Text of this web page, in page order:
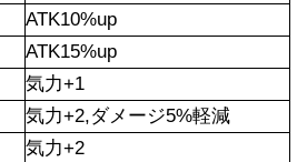
ATK10%up
ATK15%up
気力+1
気力+2,ダメージ5%軽減
気力+2